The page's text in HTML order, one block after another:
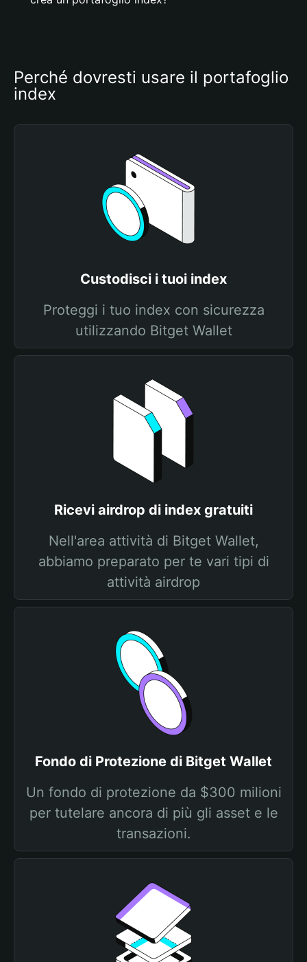
Perché dovresti usare il portafoglio
index
Custodisci i tuoi index
Proteggi i tuo index con sicurezza
utilizzando Bitget Wallet
Ricevi airdrop di index gratuiti
Nell'area attività di Bitget Wallet,
abbiamo preparato per te vari tipi di
attività airdrop
Fondo di Protezione di Bitget Wallet
Un fondo di protezione da $300 milioni
per tutelare ancora di più gli asset e le
transazioni.